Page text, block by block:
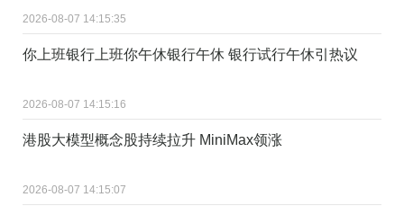
2026-08-07 14:15:35
你上班银行上班你午休银行午休 银行试行午休引热议
2026-08-07 14:15:16
港股大模型概念股持续拉升 MiniMax领涨
2026-08-07 14:15:07